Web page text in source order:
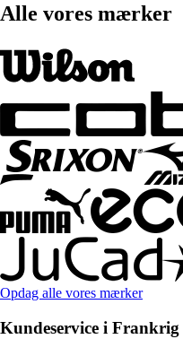
Alle vores mærker
Opdag alle vores mærker
Kundeservice i Frankrig